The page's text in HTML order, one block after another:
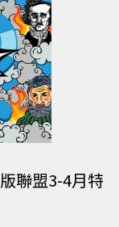
聯盟3-4月特